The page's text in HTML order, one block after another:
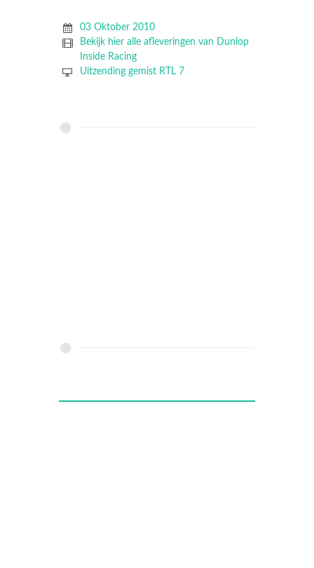
03 Oktober 2010
Bekijk hier alle afleveringen van Dunlop
Inside Racing
Uitzending gemist RTL 7